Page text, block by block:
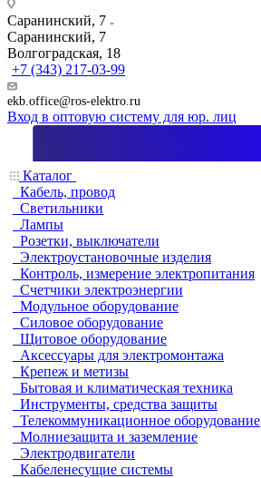
Саранинский, 7
Саранинский, 7
Волгоградская, 18
+7 (343) 217-03-99
ekb.office@ros-elektro.ru
Вход в оптовую систему для юр. лиц
Каталог
Кабель, провод
Светильники
Лампы
Розетки, выключатели
Электроустановочные изделия
Контроль, измерение электропитания
Счетчики электроэнергии
Модульное оборудование
Силовое оборудование
Щитовое оборудование
Аксессуары для электромонтажа
Крепеж и метизы
Бытовая и климатическая техника
Инструменты, средства защиты
Телекоммуникационное оборудование
Молниезащита и заземление
Электродвигатели
Кабеленесущие системы